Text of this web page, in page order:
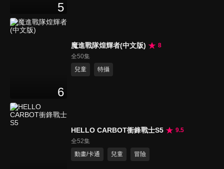
5
6
魔進戰隊煌輝者(中文版)
8
全50集
兒童
特攝
HELLO CARBOT衝鋒戰士S5
9.5
全52集
動畫/卡通
兒童 冒險